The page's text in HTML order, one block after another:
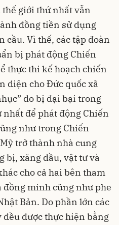
giới thứ nhất vẫn
đồng tiền sử dụng
cầu. Vì thế, các tập đoàn
bị phát động Chiến
thực thi kế hoạch chiến
diện cho Đức quốc xã
do bị đại bại trong
để phát động Chiến
như trong Chiến
trở thành nhà cung
bị, xăng dầu, vật tư và
cho cả hai bên tham
đồng minh cũng như phe
Bản. Do phần lớn các
được thực hiện bằng